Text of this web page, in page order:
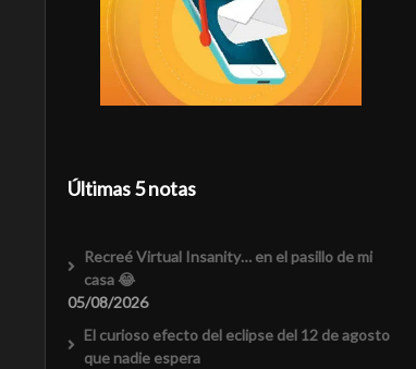
Últimas 5 notas
Recreé Virtual Insanity… en el pasillo de mi
casa 😂
05/08/2026
El curioso efecto del eclipse del 12 de agosto
que nadie espera